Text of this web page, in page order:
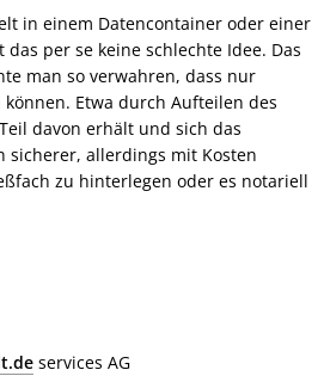
in einem Datencontainer oder einer
per se keine schlechte Idee. Das
man so verwahren, dass nur
Etwa durch Aufteilen des
davon erhält und sich das
sicherer, allerdings mit Kosten
zu hinterlegen oder es notariell
services AG